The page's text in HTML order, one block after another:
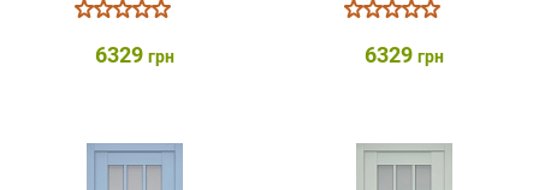
6329 грн 6329 грн